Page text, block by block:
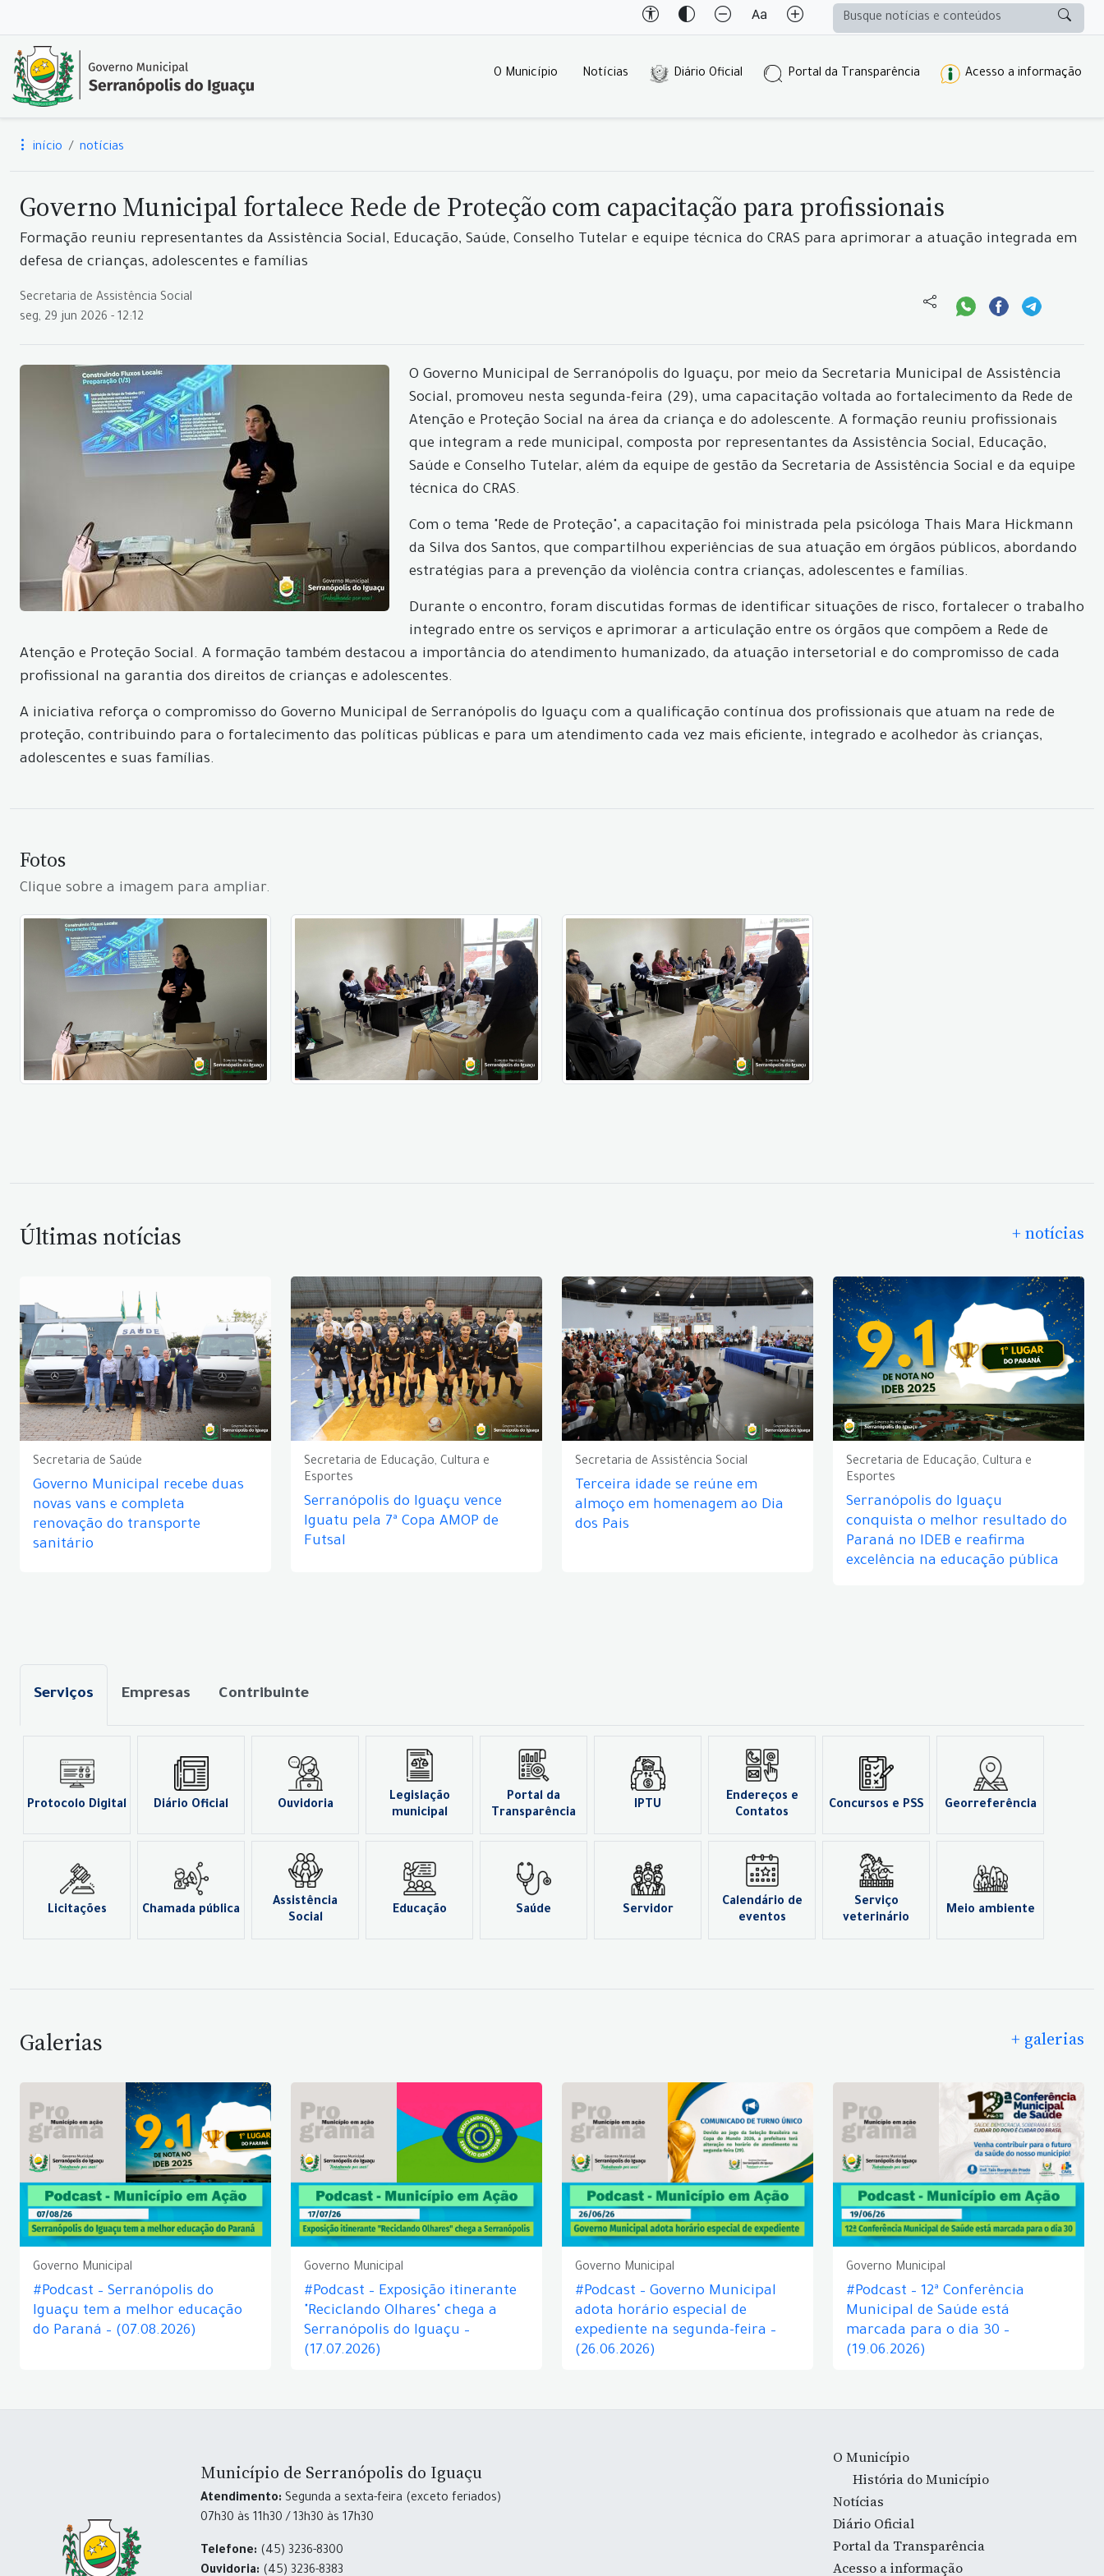
O Município Notícias Diário Oficial Portal da Transparência Acesso a informação
início notícias
Governo Municipal fortalece Rede de Proteção com capacitação para profissionais
Formação reuniu representantes da Assistência Social, Educação, Saúde, Conselho Tutelar e equipe técnica do CRAS para aprimorar a atuação integrada em
defesa de crianças, adolescentes e famílias
Secretaria de Assistência Social
seg, 29 jun 2026 - 12:12
O Governo Municipal de Serranópolis do Iguaçu, por meio da Secretaria Municipal de Assistência
Social, promoveu nesta segunda-feira (29), uma capacitação voltada ao fortalecimento da Rede de
Atenção e Proteção Social na área da criança e do adolescente. A formação reuniu profissionais
que integram a rede municipal, composta por representantes da Assistência Social, Educação,
Saúde e Conselho Tutelar, além da equipe de gestão da Secretaria de Assistência Social e da equipe
técnica do CRAS.
Com o tema "Rede de Proteção", a capacitação foi ministrada pela psicóloga Thais Mara Hickmann
da Silva dos Santos, que compartilhou experiências de sua atuação em órgãos públicos, abordando
estratégias para a prevenção da violência contra crianças, adolescentes e famílias.
Durante o encontro, foram discutidas formas de identificar situações de risco, fortalecer o trabalho
integrado entre os serviços e aprimorar a articulação entre os órgãos que compõem a Rede de
Atenção e Proteção Social. A formação também destacou a importância do atendimento humanizado, da atuação intersetorial e do compromisso de cada
profissional na garantia dos direitos de crianças e adolescentes.
A iniciativa reforça o compromisso do Governo Municipal de Serranópolis do Iguaçu com a qualificação contínua dos profissionais que atuam na rede de
proteção, contribuindo para o fortalecimento das políticas públicas e para um atendimento cada vez mais eficiente, integrado e acolhedor às crianças,
adolescentes e suas famílias.
Fotos
Clique sobre a imagem para ampliar.
Últimas notícias + notícias
Secretaria de Saúde
Governo Municipal recebe duas
novas vans e completa
renovação do transporte
sanitário
Secretaria de Educação, Cultura e
Esportes
Serranópolis do Iguaçu vence
Iguatu pela 7ª Copa AMOP de
Futsal
Secretaria de Assistência Social
Terceira idade se reúne em
almoço em homenagem ao Dia
dos Pais
Secretaria de Educação, Cultura e
Esportes
Serranópolis do Iguaçu
conquista o melhor resultado do
Paraná no IDEB e reafirma
excelência na educação pública
Serviços Empresas Contribuinte
Protocolo Digital Diário Oficial Ouvidoria
Legislação
municipal
Portal da
Transparência
IPTU
Endereços e
Contatos
Concursos e PSS Georreferência
Licitações Chamada pública
Assistência
Social
Educação Saúde Servidor
Calendário de
eventos
Serviço
veterinário
Meio ambiente
Galerias + galerias
Governo Municipal
#Podcast – Serranópolis do
Iguaçu tem a melhor educação
do Paraná – (07.08.2026)
Governo Municipal
#Podcast – Exposição itinerante
"Reciclando Olhares" chega a
Serranópolis do Iguaçu –
(17.07.2026)
Governo Municipal
#Podcast – Governo Municipal
adota horário especial de
expediente na segunda-feira –
(26.06.2026)
Governo Municipal
#Podcast – 12ª Conferência
Municipal de Saúde está
marcada para o dia 30 –
(19.06.2026)
Município de Serranópolis do Iguaçu
Atendimento: Segunda a sexta-feira (exceto feriados)
07h30 às 11h30 / 13h30 às 17h30
Telefone: (45) 3236-8300
Ouvidoria: (45) 3236-8383
O Município
História do Município
Notícias
Diário Oficial
Portal da Transparência
Acesso a informação